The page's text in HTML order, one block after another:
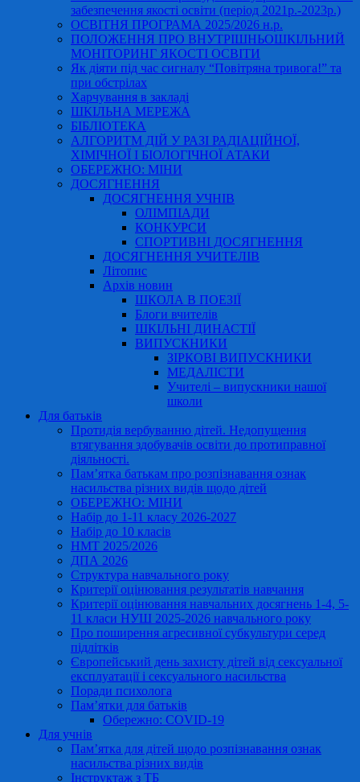
забезпечення якості освіти (період 2021р.-2023р.)
ОСВІТНЯ ПРОГРАМА 2025/2026 н.р.
ПОЛОЖЕННЯ ПРО ВНУТРІШНЬОШКІЛЬНИЙ
МОНІТОРИНГ ЯКОСТІ ОСВІТИ
Як діяти під час сигналу “Повітряна тривога!” та
при обстрілах
Харчування в закладі
ШКІЛЬНА МЕРЕЖА
БІБЛІОТЕКА
АЛГОРИТМ ДІЙ У РАЗІ РАДІАЦІЙНОЇ,
ХІМІЧНОЇ І БІОЛОГІЧНОЇ АТАКИ
ОБЕРЕЖНО: МІНИ
ДОСЯГНЕННЯ
ДОСЯГНЕННЯ УЧНІВ
ОЛІМПІАДИ
КОНКУРСИ
СПОРТИВНІ ДОСЯГНЕННЯ
ДОСЯГНЕННЯ УЧИТЕЛІВ
Літопис
Архів новин
ШКОЛА В ПОЕЗІЇ
Блоги вчителів
ШКІЛЬНІ ДИНАСТІЇ
ВИПУСКНИКИ
ЗІРКОВІ ВИПУСКНИКИ
МЕДАЛІСТИ
Учителі – випускники нашої
школи
Для батьків
Протидія вербуванню дітей. Недопущення
втягування здобувачів освіти до протиправної
діяльності.
Пам’ятка батькам про розпізнавання ознак
насильства різних видів щодо дітей
ОБЕРЕЖНО: МІНИ
Набір до 1-11 класу 2026-2027
Набір до 10 класів
НМТ 2025/2026
ДПА 2026
Структура навчального року
Критерії оцінювання результатів навчання
Критерії оцінювання навчальних досягнень 1-4, 5-
11 класи НУШ 2025-2026 навчального року
Про поширення агресивної субкультури серед
підлітків
Європейський день захисту дітей від сексуальної
експлуатації і сексуального насильства
Поради психолога
Пам’ятки для батьків
Обережно: COVID-19
Для учнів
Пам’ятка для дітей щодо розпізнавання ознак
насильства різних видів
Інструктаж з ТБ